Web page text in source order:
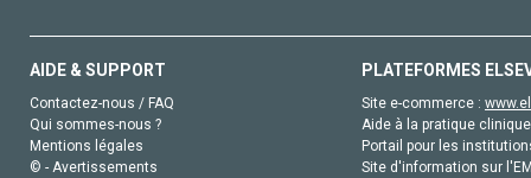
AIDE & SUPPORT
Contactez-nous / FAQ
Qui sommes-nous ?
Mentions légales
© - Avertissements
PLATEFORMES
Site e-commerce :
Aide à la pratique
Portail pour les
Site d'information sur